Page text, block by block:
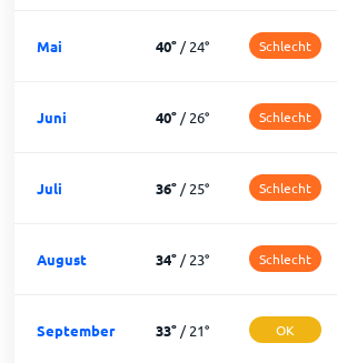
Mai 40°/24° Schlecht
Juni 40°/26° Schlecht
Juli 36°/25° Schlecht
August 34°/23° Schlecht
September 33°/21° OK